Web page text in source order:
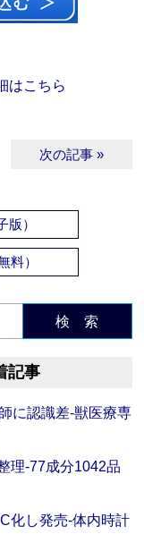
はこちら
次の記事 »
版）
料）
検 索
記事
に認識差‐獣医療専
理‐77成分1042品
化し発売‐体内時計